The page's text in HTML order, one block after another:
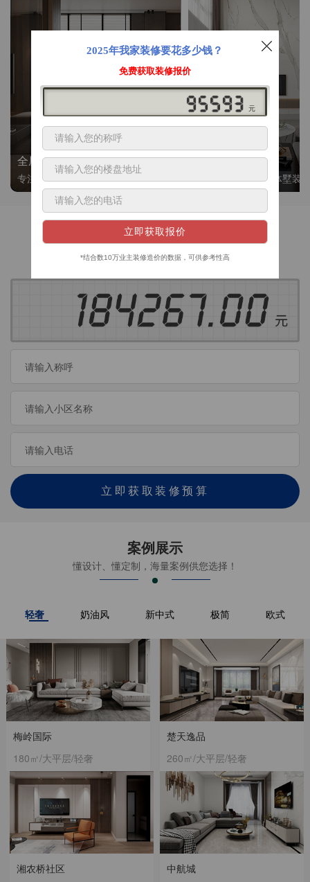
全屋整装
专注整装24年，高标准，选美迪 十年后仍爱我家
别墅大平层
高端私人定制，整体墅装
获取装修预算
立即获取装修预算
案例展示
懂设计、懂定制，海量案例供您选择！
轻奢 奶油风 新中式 极简 欧式
梅岭国际
180㎡/大平层/轻奢
楚天逸品
260㎡/大平层/轻奢
中航城
湘农桥社区